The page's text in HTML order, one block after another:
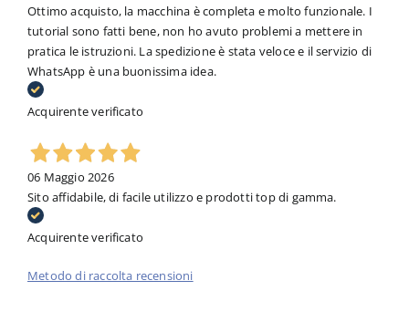
Ottimo acquisto, la macchina è completa e molto funzionale. I
tutorial sono fatti bene, non ho avuto problemi a mettere in
pratica le istruzioni. La spedizione è stata veloce e il servizio di
WhatsApp è una buonissima idea.
Acquirente verificato
06 Maggio 2026
Sito affidabile, di facile utilizzo e prodotti top di gamma.
Acquirente verificato
Metodo di raccolta recensioni